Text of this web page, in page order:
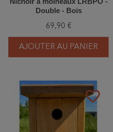
Double - Bois
69,90 €
AJOUTER AU PANIER
favorite_border